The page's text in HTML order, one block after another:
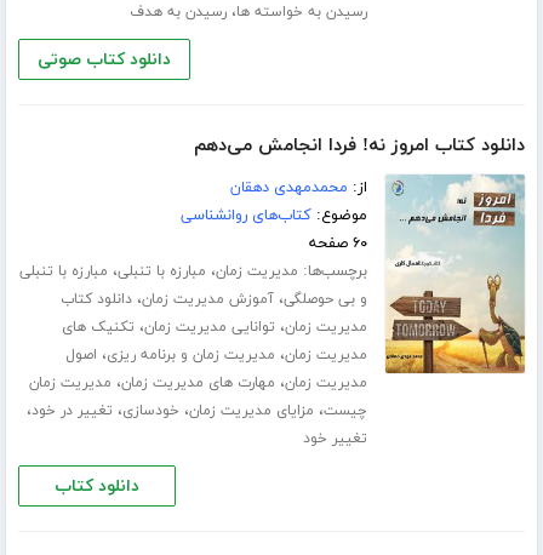
رسیدن به خواسته ها،رسیدن به هدف
دانلود کتاب صوتی
دانلود کتاب امروز نه! فردا انجامش می‌دهم
از: محمدمهدی دهقان
موضوع:کتاب‌های روانشناسی
۶۰ صفحه
برچسب‌ها: مدیریت زمان، مبارزه با تنبلی، مبارزه با تنبلی
و بی حوصلگی،آموزش مدیریت زمان،دانلود کتاب
مدیریت زمان، توانایی مدیریت زمان، تکنیک های
مدیریت زمان، مدیریت زمان و برنامه ریزی، اصول
مدیریت زمان، مهارت های مدیریت زمان، مدیریت زمان
چیست، مزایای مدیریت زمان، خودسازی، تغییر در خود،
تغییر خود
دانلود کتاب